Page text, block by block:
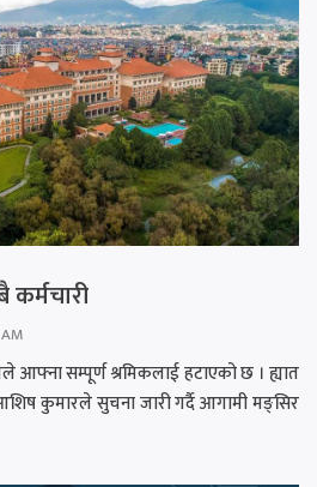
आफ्ना सम्पूर्ण श्रमिकलाई हटाएको छ । ह्यात
कुमारले सुचना जारी गर्दै आगामी मङ्सिर